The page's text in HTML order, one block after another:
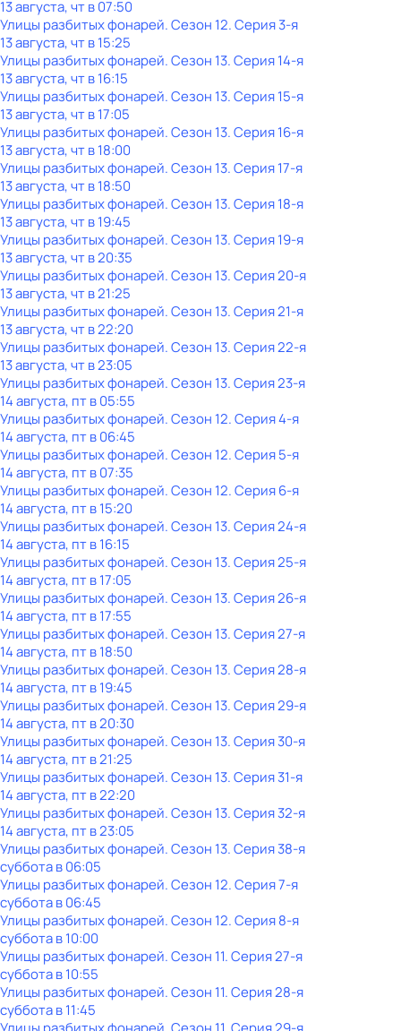
13 августа, чт в 07:50
Улицы разбитых фонарей. Сезон 12. Серия 3-я
13 августа, чт в 15:25
Улицы разбитых фонарей. Сезон 13. Серия 14-я
13 августа, чт в 16:15
Улицы разбитых фонарей. Сезон 13. Серия 15-я
13 августа, чт в 17:05
Улицы разбитых фонарей. Сезон 13. Серия 16-я
13 августа, чт в 18:00
Улицы разбитых фонарей. Сезон 13. Серия 17-я
13 августа, чт в 18:50
Улицы разбитых фонарей. Сезон 13. Серия 18-я
13 августа, чт в 19:45
Улицы разбитых фонарей. Сезон 13. Серия 19-я
13 августа, чт в 20:35
Улицы разбитых фонарей. Сезон 13. Серия 20-я
13 августа, чт в 21:25
Улицы разбитых фонарей. Сезон 13. Серия 21-я
13 августа, чт в 22:20
Улицы разбитых фонарей. Сезон 13. Серия 22-я
13 августа, чт в 23:05
Улицы разбитых фонарей. Сезон 13. Серия 23-я
14 августа, пт в 05:55
Улицы разбитых фонарей. Сезон 12. Серия 4-я
14 августа, пт в 06:45
Улицы разбитых фонарей. Сезон 12. Серия 5-я
14 августа, пт в 07:35
Улицы разбитых фонарей. Сезон 12. Серия 6-я
14 августа, пт в 15:20
Улицы разбитых фонарей. Сезон 13. Серия 24-я
14 августа, пт в 16:15
Улицы разбитых фонарей. Сезон 13. Серия 25-я
14 августа, пт в 17:05
Улицы разбитых фонарей. Сезон 13. Серия 26-я
14 августа, пт в 17:55
Улицы разбитых фонарей. Сезон 13. Серия 27-я
14 августа, пт в 18:50
Улицы разбитых фонарей. Сезон 13. Серия 28-я
14 августа, пт в 19:45
Улицы разбитых фонарей. Сезон 13. Серия 29-я
14 августа, пт в 20:30
Улицы разбитых фонарей. Сезон 13. Серия 30-я
14 августа, пт в 21:25
Улицы разбитых фонарей. Сезон 13. Серия 31-я
14 августа, пт в 22:20
Улицы разбитых фонарей. Сезон 13. Серия 32-я
14 августа, пт в 23:05
Улицы разбитых фонарей. Сезон 13. Серия 38-я
субботав06:05
Улицы разбитых фонарей. Сезон 12. Серия 7-я
субботав06:45
Улицы разбитых фонарей. Сезон 12. Серия 8-я
субботав10:00
Улицы разбитых фонарей. Сезон 11. Серия 27-я
субботав10:55
Улицы разбитых фонарей. Сезон 11. Серия 28-я
субботав11:45